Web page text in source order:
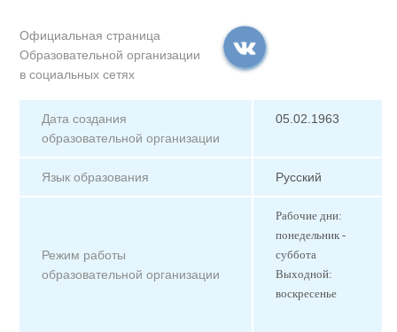
Официальная страница
Образовательной организации
в социальных сетях
Дата создания
образовательной организации
05.02.1963
Язык образования Русский
Режим работы
образовательной организации
Рабочие дни:
понедельник -
суббота
Выходной:
воскресенье